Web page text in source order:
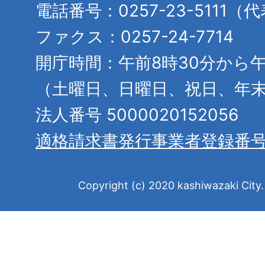
電話番号：0257-23-5111（代
ファクス：0257-24-7714
開庁時間：午前8時30分から
（土曜日、日曜日、祝日、年
法人番号 5000020152056
適格請求書発行事業者登録番
Copyright (c) 2020 kashiwazaki